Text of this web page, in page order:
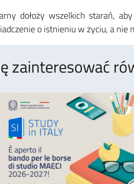
dołoży wszelkich starań,
o istnieniu w życiu, a nie
zainteresować